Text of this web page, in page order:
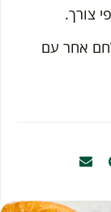
צורך.
אחר עם